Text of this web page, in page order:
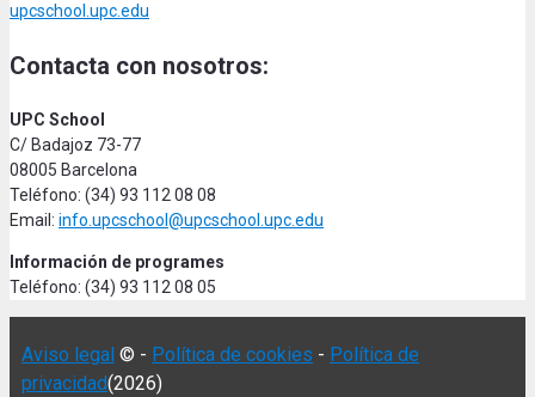
upcschool.upc.edu
Contacta con nosotros:
UPC School
C/ Badajoz 73-77
08005 Barcelona
Teléfono: (34) 93 112 08 08
Email: info.upcschool@upcschool.upc.edu
Información de programes
Teléfono: (34) 93 112 08 05
Aviso legal © - Política de cookies - Política de
privacidad(2026)